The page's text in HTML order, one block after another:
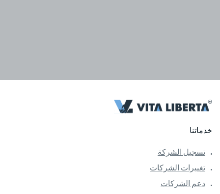
خدماتنا
تسجيل الشركة
تغييرات الشركات
دعم الشركات